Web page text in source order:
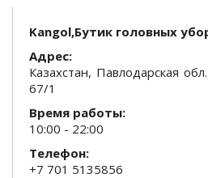
Kangol,Бутик головных
Адрес:
Казахстан, Павлодарская
67/1
Время работы:
10:00 - 22:00
Телефон:
+7 701 5135856